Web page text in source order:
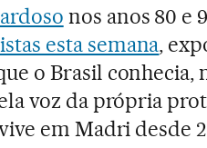
nos anos 80 e
esta semana,
o Brasil conhecia,
voz da própria
em Madri desde